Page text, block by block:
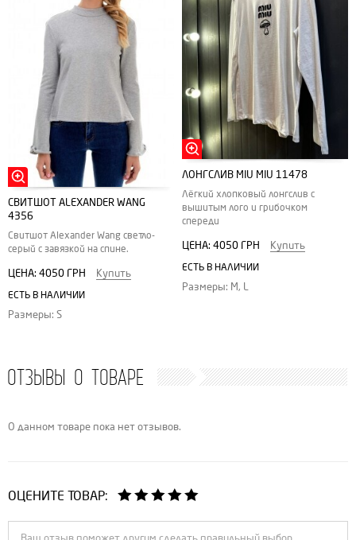
СВИТШОТ ALEXANDER WANG
4356
Свитшот Alexander Wang светло-
серый с завязкой на спине.
ЦЕНА: 4050 ГРН Купить
ЕСТЬ В НАЛИЧИИ
Размеры: S
ЛОНГСЛИВ MIU MIU 11478
Лёгкий хлопковый лонгслив с
вышитым лого и грибочком
спереди
ЦЕНА: 4050 ГРН Купить
ЕСТЬ В НАЛИЧИИ
Размеры: M, L
ОТЗЫВЫ О ТОВАРЕ
О данном товаре пока нет отзывов.
ОЦЕНИТЕ ТОВАР: